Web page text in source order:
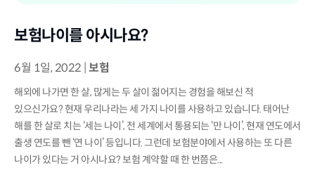
보험나이를 아시나요?
6월 1일, 2022 보험
해외에 나가면 한 살, 많게는 두 살이 젊어지는 경험을 해보신 적
있으신가요? 현재 우리나라는 세 가지 나이를 사용하고 있습니다. 태어난
해를 한 살로 치는 ‘세는 나이’, 전 세계에서 통용되는 ‘만 나이’, 현재 연도에서
출생 연도를 뺀 ‘연 나이’ 등입니다. 그런데 보험분야에서 사용하는 또 다른
나이가 있다는 거 아시나요? 보험 계약할 때 한 번쯤은...